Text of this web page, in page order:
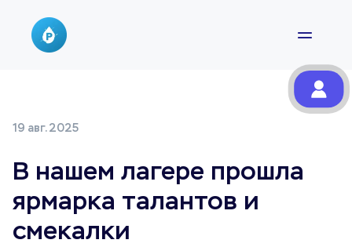
19 авг. 2025
В нашем лагере прошла
ярмарка талантов и
смекалки